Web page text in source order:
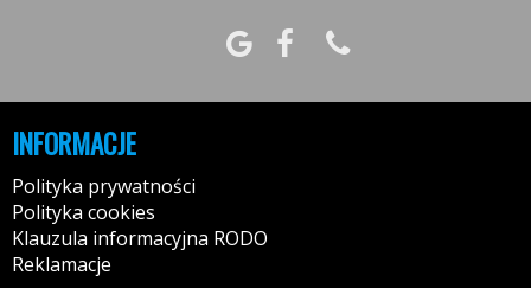
INFORMACJE
Polityka prywatności
Polityka cookies
Klauzula informacyjna RODO
Reklamacje